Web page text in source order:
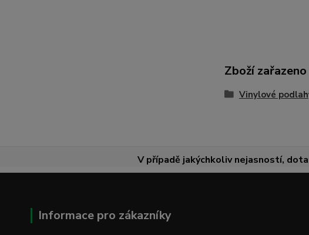
Zboží
Vinylové
V případě jakýchkoliv nejasností,
Informace pro zákazníky